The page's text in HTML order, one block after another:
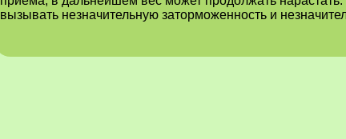
вызывать незначительную заторможенность и